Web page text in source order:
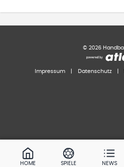
© 2026
Impressum Datenschutz
HOME SPIELE NEWS